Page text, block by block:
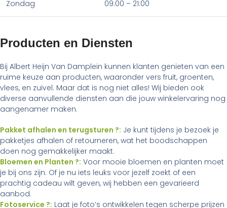
Zondag 09:00 – 21:00
Producten en Diensten
Bij Albert Heijn Van Damplein kunnen klanten genieten van een
ruime keuze aan producten, waaronder vers fruit, groenten,
vlees, en zuivel. Maar dat is nog niet alles! Wij bieden ook
diverse aanvullende diensten aan die jouw winkelervaring nog
aangenamer maken.
Pakket afhalen en terugsturen ?: Je kunt tijdens je bezoek je
pakketjes afhalen of retourneren, wat het boodschappen
doen nog gemakkelijker maakt.
Bloemen en Planten ?: Voor mooie bloemen en planten moet
je bij ons zijn. Of je nu iets leuks voor jezelf zoekt of een
prachtig cadeau wilt geven, wij hebben een gevarieerd
aanbod.
Fotoservice ?: Laat je foto’s ontwikkelen tegen scherpe prijzen